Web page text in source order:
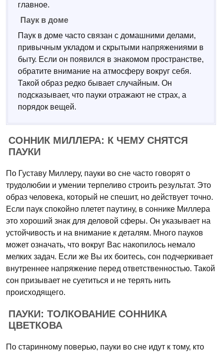
главное.
Паук в доме
Паук в доме часто связан с домашними делами,
привычным укладом и скрытыми напряжениями в
быту. Если он появился в знакомом пространстве,
обратите внимание на атмосферу вокруг себя.
Такой образ редко бывает случайным. Он
подсказывает, что пауки отражают не страх, а
порядок вещей.
СОННИК МИЛЛЕРА: К ЧЕМУ СНЯТСЯ
ПАУКИ
По Густаву Миллеру, пауки во сне часто говорят о
трудолюбии и умении терпеливо строить результат. Это
образ человека, который не спешит, но действует точно.
Если паук спокойно плетет паутину, в соннике Миллера
это хороший знак для деловой сферы. Он указывает на
устойчивость и на внимание к деталям. Много пауков
может означать, что вокруг Вас накопилось немало
мелких задач. Если же Вы их боитесь, сон подчеркивает
внутреннее напряжение перед ответственностью. Такой
сон призывает не суетиться и не терять нить
происходящего.
ПАУКИ: ТОЛКОВАНИЕ СОННИКА
ЦВЕТКОВА
По старинному поверью, пауки во сне идут к тому, кто